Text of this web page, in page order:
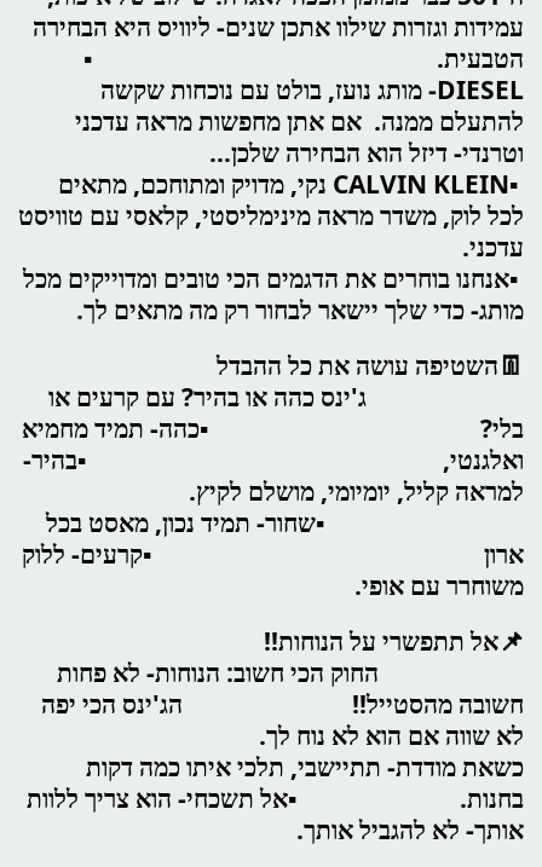
עמידות וגזרות שילוו אתכן שנים- ליוויס היא הבחירה
הטבעית. ▪️
DIESEL- מותג נועז, בולט עם נוכחות שקשה
להתעלם ממנה. אם אתן מחפשות מראה עדכני
וטרנדי- דיזל הוא הבחירה שלכן...
▪️CALVIN KLEIN נקי, מדויק ומתוחכם, מתאים
לכל לוק, משדר מראה מינימליסטי, קלאסי עם טוויסט
עדכני.
▪️אנחנו בוחרים את הדגמים הכי טובים ומדוייקים מכל
מותג- כדי שלך יישאר לבחור רק מה מתאים לך.
👖השטיפה עושה את כל ההבדל
ג'ינס כהה או בהיר? עם קרעים או
בלי? ▪️כהה- תמיד מחמיא
ואלגנטי, ▪️בהיר-
למראה קליל, יומיומי, מושלם לקיץ.
▪️שחור- תמיד נכון, מאסט בכל
ארון ▪️קרעים- ללוק
משוחרר עם אופי.
📌אל תתפשרי על הנוחות!!
החוק הכי חשוב: הנוחות- לא פחות
חשובה מהסטייל!! הג'ינס הכי יפה
לא שווה אם הוא לא נוח לך.
כשאת מודדת- תתיישבי, תלכי איתו כמה דקות
בחנות. ▪️אל תשכחי- הוא צריך ללוות
אותך- לא להגביל אותך.